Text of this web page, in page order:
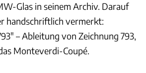
Glas in seinem Archiv. Darauf
handschriftlich vermerkt:
– Ableitung von Zeichnung 793,
Monteverdi-Coupé.